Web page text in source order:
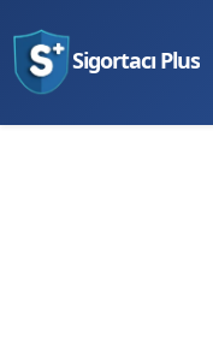
Sigortacı Plus